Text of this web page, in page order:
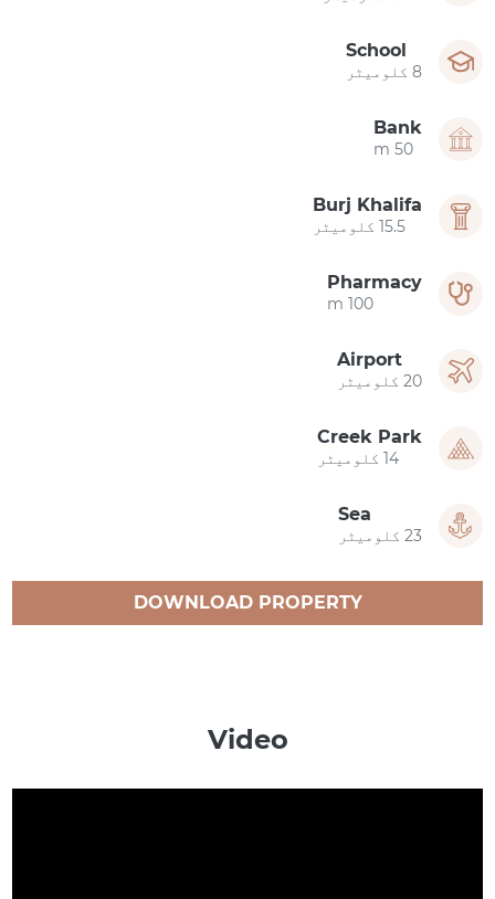
School
8 کلومیٹر
Bank
50 m
Burj Khalifa
15.5 کلومیٹر
Pharmacy
100 m
Airport
20 کلومیٹر
Creek Park
14 کلومیٹر
Sea
23 کلومیٹر
DOWNLOAD PROPERTY
Video